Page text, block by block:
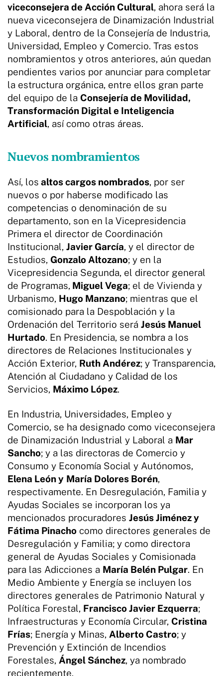
viceconsejera de Acción Cultural, ahora será la
nueva viceconsejera de Dinamización Industrial
y Laboral, dentro de la Consejería de Industria,
Universidad, Empleo y Comercio. Tras estos
nombramientos y otros anteriores, aún quedan
pendientes varios por anunciar para completar
la estructura orgánica, entre ellos gran parte
del equipo de la Consejería de Movilidad,
Transformación Digital e Inteligencia
Artificial, así como otras áreas.
Nuevos nombramientos
Así, los altos cargos nombrados, por ser
nuevos o por haberse modificado las
competencias o denominación de su
departamento, son en la Vicepresidencia
Primera el director de Coordinación
Institucional, Javier García, y el director de
Estudios, Gonzalo Altozano; y en la
Vicepresidencia Segunda, el director general
de Programas, Miguel Vega; el de Vivienda y
Urbanismo, Hugo Manzano; mientras que el
comisionado para la Despoblación y la
Ordenación del Territorio será Jesús Manuel
Hurtado. En Presidencia, se nombra a los
directores de Relaciones Institucionales y
Acción Exterior, Ruth Andérez; y Transparencia,
Atención al Ciudadano y Calidad de los
Servicios, Máximo López.
En Industria, Universidades, Empleo y
Comercio, se ha designado como viceconsejera
de Dinamización Industrial y Laboral a Mar
Sancho; y a las directoras de Comercio y
Consumo y Economía Social y Autónomos,
Elena León y María Dolores Borén,
respectivamente. En Desregulación, Familia y
Ayudas Sociales se incorporan los ya
mencionados procuradores Jesús Jiménez y
Fátima Pinacho como directores generales de
Desregulación y Familia; y como directora
general de Ayudas Sociales y Comisionada
para las Adicciones a María Belén Pulgar. En
Medio Ambiente y Energía se incluyen los
directores generales de Patrimonio Natural y
Política Forestal, Francisco Javier Ezquerra;
Infraestructuras y Economía Circular, Cristina
Frías; Energía y Minas, Alberto Castro; y
Prevención y Extinción de Incendios
Forestales, Ángel Sánchez, ya nombrado
recientemente.